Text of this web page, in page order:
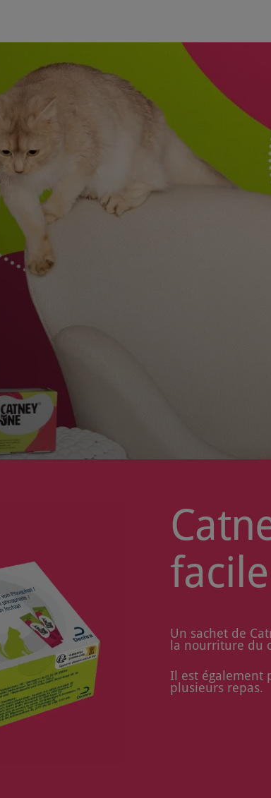
Un sachet de
la nourriture du
Il est également
plusieurs repas.